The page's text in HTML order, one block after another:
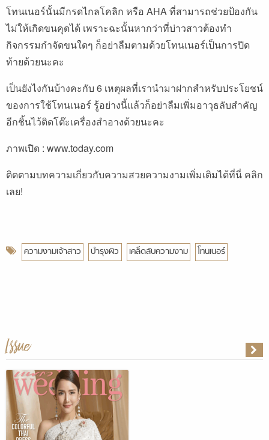
โทนเนอร์นั้นมีกรดไกลโคลิก หรือ AHA ที่สามารถช่วยป้องกัน
ไม่ให้เกิดขนคุดได้ เพราะฉะนั้นหากว่าที่บ่าวสาวต้องทำ
กิจกรรมกำจัดขนใดๆ ก็อย่าลืมตามด้วยโทนเนอร์เป็นการปิด
ท้ายด้วยนะคะ
เป็นยังไงกันบ้างคะกับ 6 เหตุผลที่เรานำมาฝากสำหรับประโยชน์
ของการใช้โทนเนอร์ รู้อย่างนี้แล้วก็อย่าลืมเพิ่มอาวุธลับสำคัญ
อีกชิ้นไว้ติดโต๊ะเครื่องสำอางด้วยนะคะ
ภาพเปิด : www.today.com
ติดตามบทความเกี่ยวกับความสวยความงามเพิ่มเติมได้ที่นี่ คลิก
เลย!
ความงามเจ้าสาว บำรุงผิว เคล็ดลับความงาม โทนเนอร์
Issue